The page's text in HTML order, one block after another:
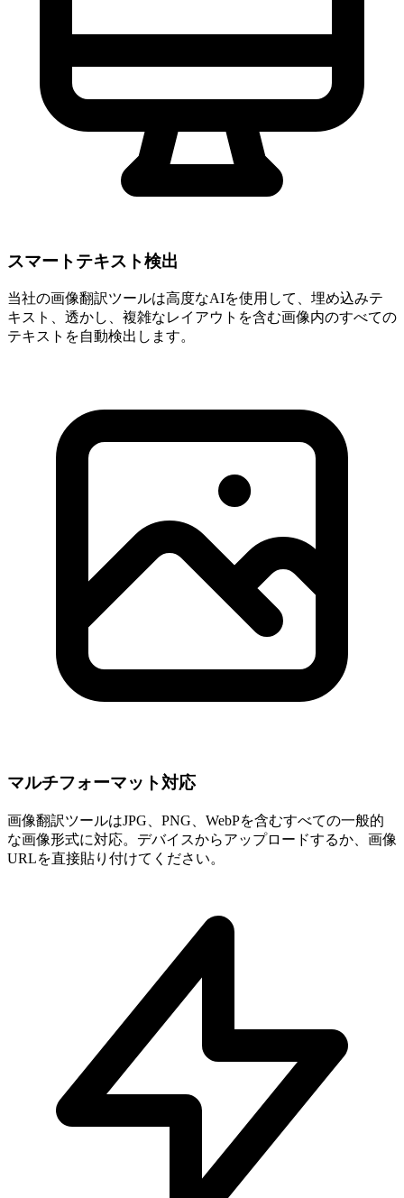
スマートテキスト検出
当社の画像翻訳ツールは高度なAIを使用して、埋め込みテ
キスト、透かし、複雑なレイアウトを含む画像内のすべての
テキストを自動検出します。
マルチフォーマット対応
画像翻訳ツールはJPG、PNG、WebPを含むすべての一般的
な画像形式に対応。デバイスからアップロードするか、画像
URLを直接貼り付けてください。